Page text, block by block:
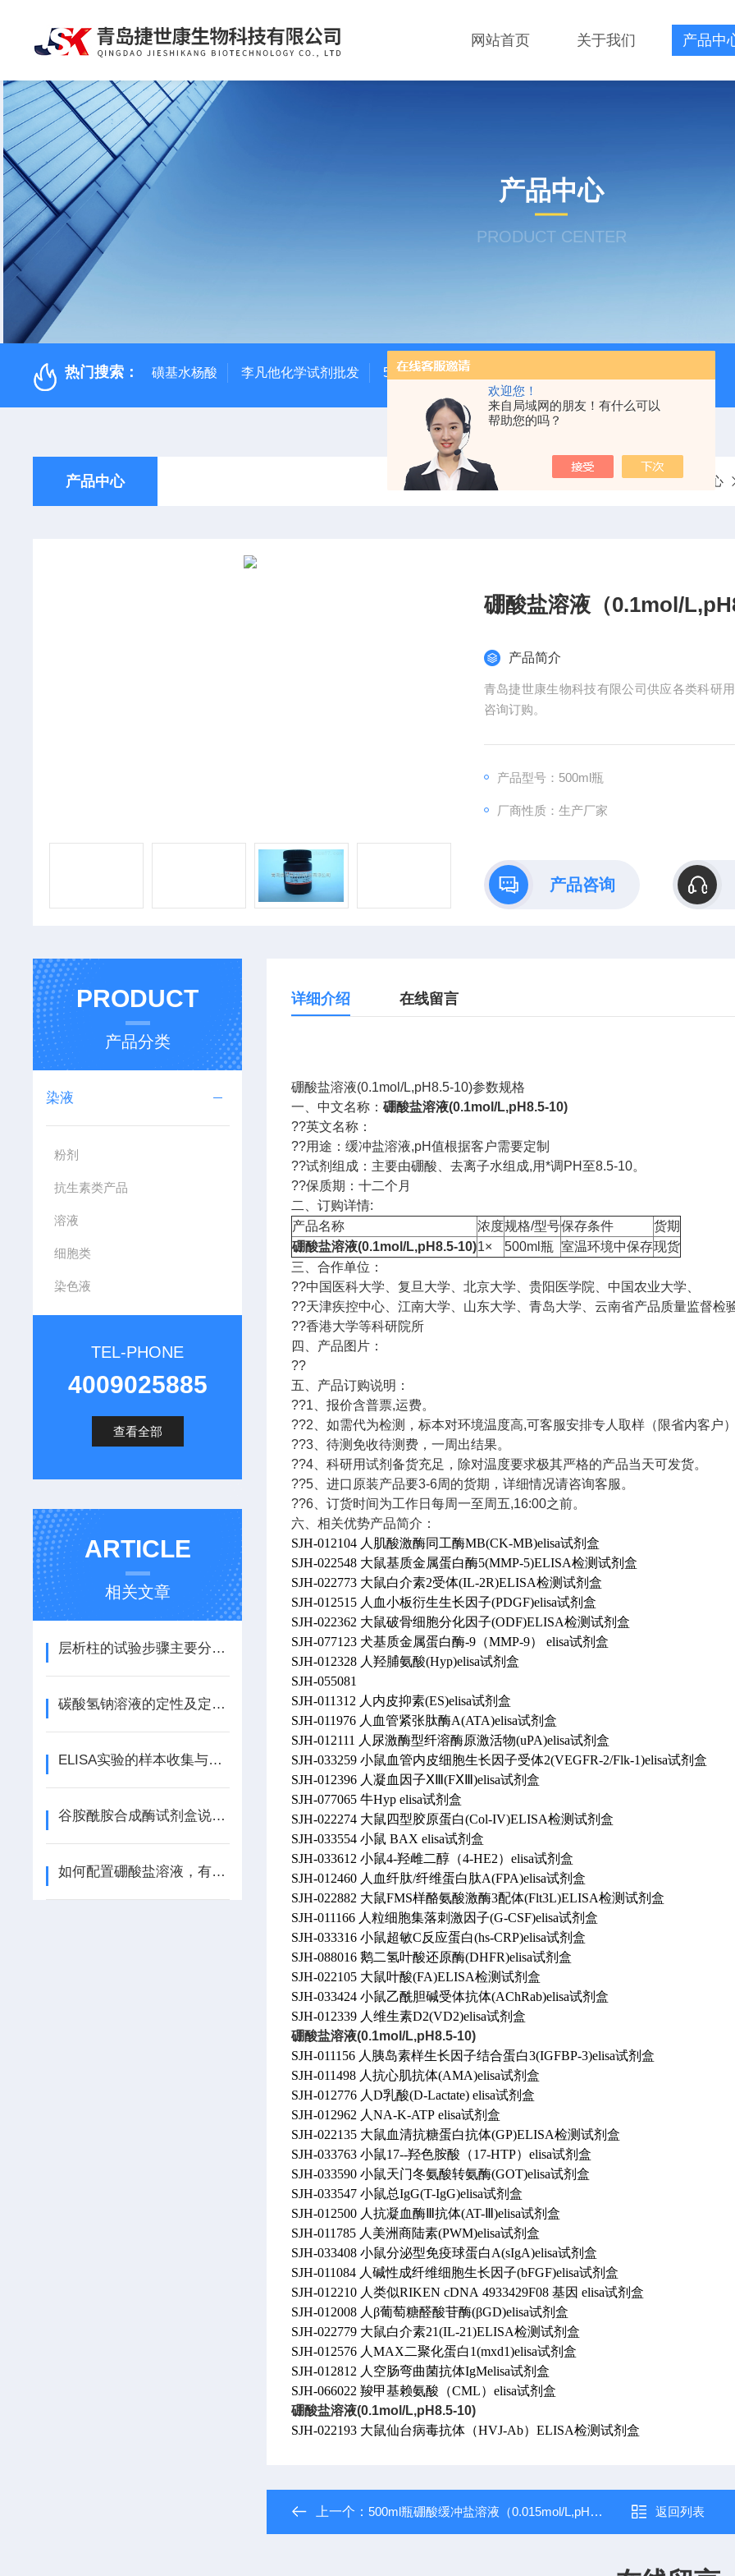
欢迎您！
来自局域网的朋友！有什么可以
帮助您的吗？
网站首页 关于我们 产品中
产品中心
PRODUCT CENTER
热门搜索： 磺基水杨酸 李凡他化学试剂批发 500次MTS细胞增殖与细胞毒性检测试剂盒 48t/96t国产
产品中心 当前位置：首页 产品中心
硼酸盐溶液（0.1mol/
产品简介
青岛捷世康生物科技有限公司供应各类科研
咨询订购。
产品型号：500ml瓶
厂商性质：生产厂家
产品咨询
详细介绍 在线留言
硼酸盐溶液(0.1mol/L,pH8.5-10)参数规格
一、中文名称：硼酸盐溶液(0.1mol/L,pH8.5-10)
??英文名称：
??用途：缓冲盐溶液,pH值根据客户需要定制
??试剂组成：主要由硼酸、去离子水组成,用*调PH至8.5-10。
??保质期：十二个月
二、订购详情:
产品名称
浓度规格/型号保存条件
货期
硼酸盐溶液(0.1mol/L,pH8.5-10)1× 500ml瓶 室温环境中保存现货
三、合作单位：
??中国医科大学、复旦大学、北京大学、贵阳医学院、中国农业大学、
??天津疾控中心、江南大学、山东大学、青岛大学、云南省产品质量监督检
??香港大学等科研院所
四、产品图片：
??
五、产品订购说明：
??1、报价含普票,运费。
??2、如需代为检测，标本对环境温度高,可客服安排专人取样（限省内客户）
??3、待测免收待测费，一周出结果。
??4、科研用试剂备货充足，除对温度要求极其严格的产品当天可发货。
??5、进口原装产品要3-6周的货期，详细情况请咨询客服。
??6、订货时间为工作日每周一至周五,16:00之前。
六、相关优势产品简介：
SJH-012104 人肌酸激酶同工酶MB(CK-MB)elisa试剂盒
SJH-022548 大鼠基质金属蛋白酶5(MMP-5)ELISA检测试剂盒
SJH-022773 大鼠白介素2受体(IL-2R)ELISA检测试剂盒
SJH-012515 人血小板衍生生长因子(PDGF)elisa试剂盒
SJH-022362 大鼠破骨细胞分化因子(ODF)ELISA检测试剂盒
SJH-077123 犬基质金属蛋白酶-9（MMP-9） elisa试剂盒
SJH-012328 人羟脯氨酸(Hyp)elisa试剂盒
SJH-055081
SJH-011312 人内皮抑素(ES)elisa试剂盒
SJH-011976 人血管紧张肽酶A(ATA)elisa试剂盒
SJH-012111 人尿激酶型纤溶酶原激活物(uPA)elisa试剂盒
SJH-033259 小鼠血管内皮细胞生长因子受体2(VEGFR-2/Flk-1)elisa试剂盒
SJH-012396 人凝血因子ⅩⅢ(FⅩⅢ)elisa试剂盒
SJH-077065 牛Hyp elisa试剂盒
SJH-022274 大鼠四型胶原蛋白(Col-IV)ELISA检测试剂盒
SJH-033554 小鼠 BAX elisa试剂盒
SJH-033612 小鼠4-羟雌二醇（4-HE2）elisa试剂盒
SJH-012460 人血纤肽/纤维蛋白肽A(FPA)elisa试剂盒
SJH-022882 大鼠FMS样酪氨酸激酶3配体(Flt3L)ELISA检测试剂盒
SJH-011166 人粒细胞集落刺激因子(G-CSF)elisa试剂盒
SJH-033316 小鼠超敏C反应蛋白(hs-CRP)elisa试剂盒
SJH-088016 鹅二氢叶酸还原酶(DHFR)elisa试剂盒
SJH-022105 大鼠叶酸(FA)ELISA检测试剂盒
SJH-033424 小鼠乙酰胆碱受体抗体(AChRab)elisa试剂盒
SJH-012339 人维生素D2(VD2)elisa试剂盒
硼酸盐溶液(0.1mol/L,pH8.5-10)
SJH-011156 人胰岛素样生长因子结合蛋白3(IGFBP-3)elisa试剂盒
SJH-011498 人抗心肌抗体(AMA)elisa试剂盒
SJH-012776 人D乳酸(D-Lactate) elisa试剂盒
SJH-012962 人NA-K-ATP elisa试剂盒
SJH-022135 大鼠血清抗糖蛋白抗体(GP)ELISA检测试剂盒
SJH-033763 小鼠17--羟色胺酸（17-HTP）elisa试剂盒
SJH-033590 小鼠天门冬氨酸转氨酶(GOT)elisa试剂盒
SJH-033547 小鼠总IgG(T-IgG)elisa试剂盒
SJH-012500 人抗凝血酶Ⅲ抗体(AT-Ⅲ)elisa试剂盒
SJH-011785 人美洲商陆素(PWM)elisa试剂盒
SJH-033408 小鼠分泌型免疫球蛋白A(sIgA)elisa试剂盒
SJH-011084 人碱性成纤维细胞生长因子(bFGF)elisa试剂盒
SJH-012210 人类似RIKEN cDNA 4933429F08 基因 elisa试剂盒
SJH-012008 人β葡萄糖醛酸苷酶(βGD)elisa试剂盒
SJH-022779 大鼠白介素21(IL-21)ELISA检测试剂盒
SJH-012576 人MAX二聚化蛋白1(mxd1)elisa试剂盒
SJH-012812 人空肠弯曲菌抗体IgMelisa试剂盒
SJH-066022 羧甲基赖氨酸（CML）elisa试剂盒
硼酸盐溶液(0.1mol/L,pH8.5-10)
SJH-022193 大鼠仙台病毒抗体（HVJ-Ab）ELISA检测试剂盒
上一个：500ml瓶硼酸缓冲盐溶液（0.015mol/L,pH8.5） 返回列表
PRODUCT
产品分类
染液
粉剂
抗生素类产品
溶液
细胞类
染色液
TEL-PHONE
4009025885
查看全部
ARTICLE
相关文章
层析柱的试验步骤主要分为五步
碳酸氢钠溶液的定性及定量分析过程
ELISA实验的样本收集与前期准备
谷胺酰胺合成酶试剂盒说明书
如何配置硼酸盐溶液，有9步